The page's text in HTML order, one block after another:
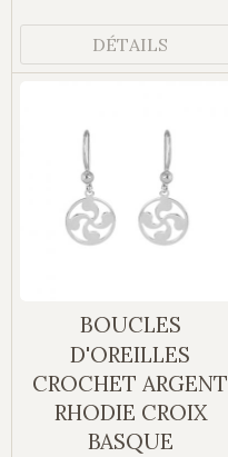
DÉTAILS
BOUCLES
D'OREILLES
CROCHET ARGENT
RHODIE CROIX
BASQUE